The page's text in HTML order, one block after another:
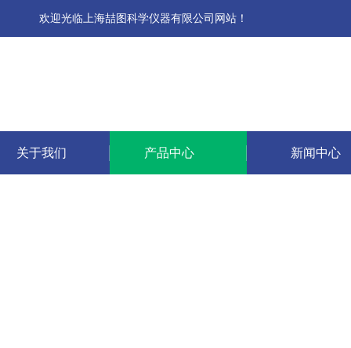
欢迎光临上海喆图科学仪器有限公司网站！
关于我们 产品中心 新闻中心